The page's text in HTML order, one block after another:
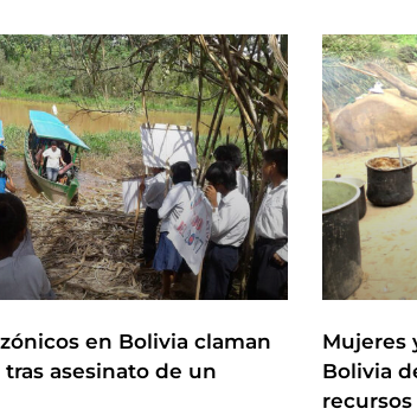
en Bolivia claman
asesinato de un
Mujeres
Bolivia
recursos